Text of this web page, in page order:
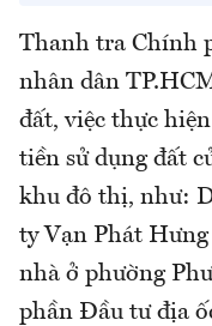
Thanh tra Chính
nhân dân
đất, việc thực
tiền sử dụng đất
khu đô thị, như:
ty Vạn Phát
nhà ở phường
phần Đầu tư địa